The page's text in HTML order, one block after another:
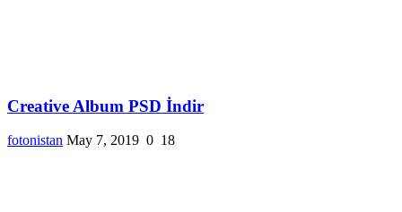
Creative Album PSD İndir
fotonistan May 7, 2019 0 18